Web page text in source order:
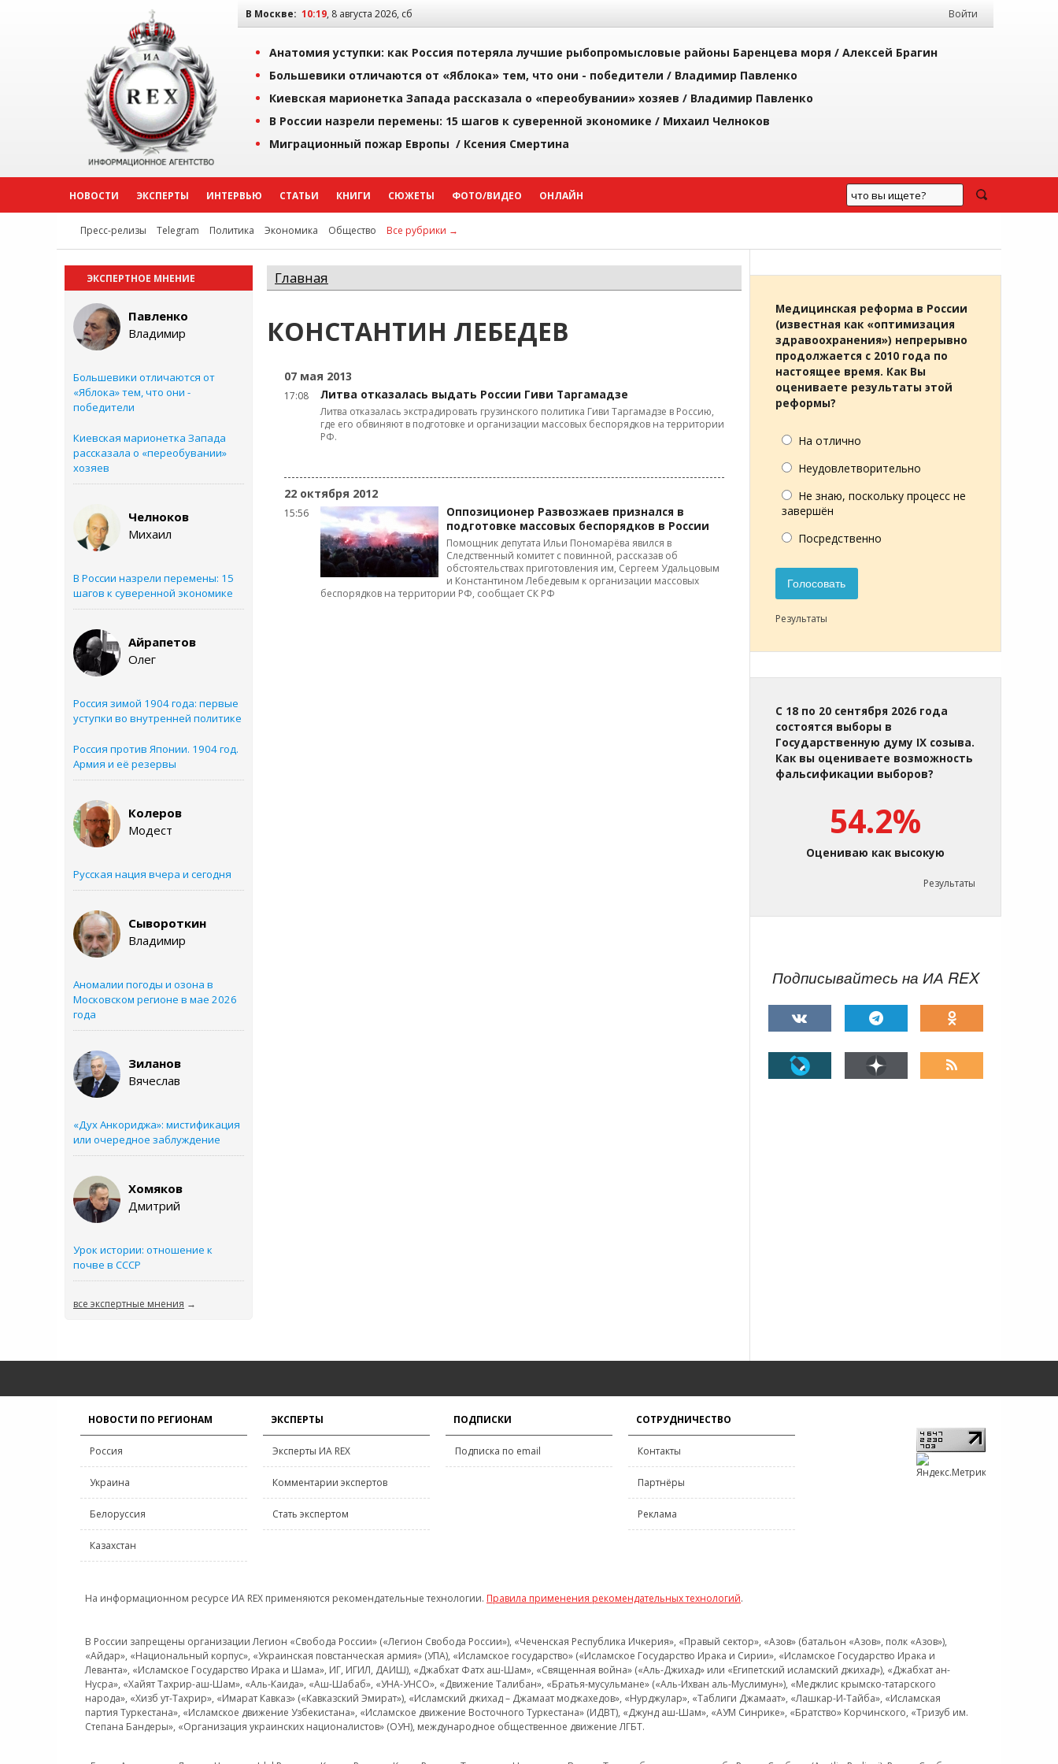
В Москве: 10:19, 8 августа 2026, сб Войти
Анатомия уступки: как Россия потеряла лучшие рыбопромысловые районы Баренцева моря / Алексей Брагин
Большевики отличаются от «Яблока» тем, что они - победители / Владимир Павленко
Киевская марионетка Запада рассказала о «переобувании» хозяев / Владимир Павленко
В России назрели перемены: 15 шагов к суверенной экономике / Михаил Челноков
Миграционный пожар Европы / Ксения Смертина
НОВОСТИ ЭКСПЕРТЫ ИНТЕРВЬЮ СТАТЬИ КНИГИ СЮЖЕТЫ ФОТО/ВИДЕО ОНЛАЙН
Пресс-релизы Telegram Политика Экономика Общество Все рубрики →
ЭКСПЕРТНОЕ МНЕНИЕ
Павленко
Владимир
Большевики отличаются от
«Яблока» тем, что они -
победители
Киевская марионетка Запада
рассказала о «переобувании»
хозяев
Челноков
Михаил
В России назрели перемены: 15
шагов к суверенной экономике
Айрапетов
Олег
Россия зимой 1904 года: первые
уступки во внутренней политике
Россия против Японии. 1904 год.
Армия и её резервы
Колеров
Модест
Русская нация вчера и сегодня
Сывороткин
Владимир
Аномалии погоды и озона в
Московском регионе в мае 2026
года
Зиланов
Вячеслав
«Дух Анкориджа»: мистификация
или очередное заблуждение
Хомяков
Дмитрий
Урок истории: отношение к
почве в СССР
все экспертные мнения →
Главная
КОНСТАНТИН ЛЕБЕДЕВ
07 мая 2013
17:08 Литва отказалась выдать России Гиви Таргамадзе
Литва отказалась экстрадировать грузинского политика Гиви Таргамадзе в Россию,
где его обвиняют в подготовке и организации массовых беспорядков на территории
РФ.
22 октября 2012
15:56
Оппозиционер Развозжаев признался в
подготовке массовых беспорядков в России
Помощник депутата Ильи Пономарёва явился в
Следственный комитет с повинной, рассказав об
обстоятельствах приготовления им, Сергеем Удальцовым
и Константином Лебедевым к организации массовых
беспорядков на территории РФ, сообщает СК РФ
Медицинская реформа в России
(известная как «оптимизация
здравоохранения») непрерывно
продолжается с 2010 года по
настоящее время. Как Вы
оцениваете результаты этой
реформы?
На отлично
Неудовлетворительно
Не знаю, поскольку процесс не
завершён
Посредственно
Голосовать
Результаты
С 18 по 20 сентября 2026 года
состоятся выборы в
Государственную думу IX созыва.
Как вы оцениваете возможность
фальсификации выборов?
54.2%
Оцениваю как высокую
Результаты
Подписывайтесь на ИА REX
НОВОСТИ ПО РЕГИОНАМ
Россия
Украина
Белоруссия
Казахстан
ЭКСПЕРТЫ
Эксперты ИА REX
Комментарии экспертов
Стать экспертом
ПОДПИСКИ
Подписка по email
СОТРУДНИЧЕСТВО
Контакты
Партнёры
Реклама
На информационном ресурсе ИА REX применяются рекомендательные технологии. Правила применения рекомендательных технологий.
В России запрещены организации Легион «Свобода России» («Легион Свобода России»), «Чеченская Республика Ичкерия», «Правый сектор», «Азов» (батальон «Азов», полк «Азов»),
«Айдар», «Национальный корпус», «Украинская повстанческая армия» (УПА), «Исламское государство» («Исламское Государство Ирака и Сирии», «Исламское Государство Ирака и
Леванта», «Исламское Государство Ирака и Шама», ИГ, ИГИЛ, ДАИШ), «Джабхат Фатх аш-Шам», «Священная война» («Аль-Джихад» или «Египетский исламский джихад»), «Джабхат ан-
Нусра», «Хайят Тахрир-аш-Шам», «Аль-Каида», «Аш-Шабаб», «УНА-УНСО», «Движение Талибан», «Братья-мусульмане» («Аль-Ихван аль-Муслимун»), «Меджлис крымско-татарского
народа», «Хизб ут-Тахрир», «Имарат Кавказ» («Кавказский Эмират»), «Исламский джихад – Джамаат моджахедов», «Нурджулар», «Таблиги Джамаат», «Лашкар-И-Тайба», «Исламская
партия Туркестана», «Исламское движение Узбекистана», «Исламское движение Восточного Туркестана» (ИДВТ), «Джунд аш-Шам», «АУМ Синрике», «Братство» Корчинского, «Тризуб им.
Степана Бандеры», «Организация украинских националистов» (ОУН), международное общественное движение ЛГБТ.